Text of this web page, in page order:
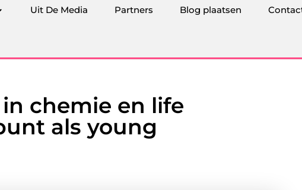
Uit De Media Partners Blog plaatsen
chemie en life
als young